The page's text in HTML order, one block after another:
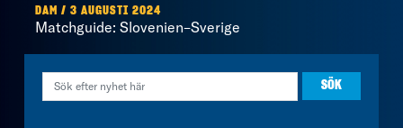
DAM / 3 AUGUSTI 2024
Matchguide: Slovenien–Sverige